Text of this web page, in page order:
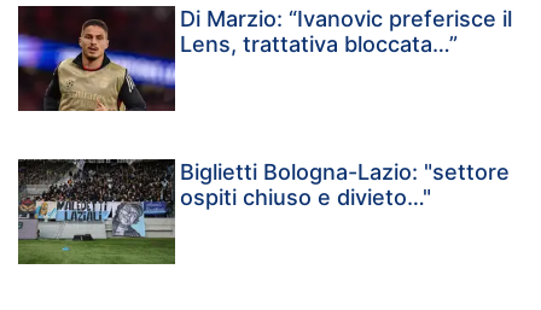
Di Marzio: “Ivanovic preferisce il
Lens, trattativa bloccata…”
Biglietti Bologna-Lazio: "settore
ospiti chiuso e divieto…"